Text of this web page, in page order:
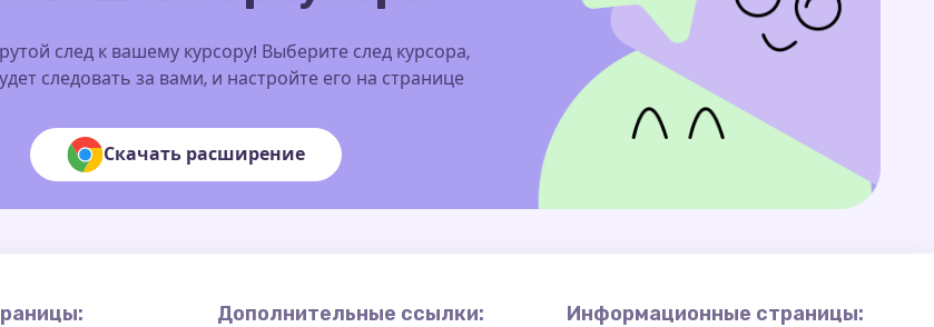
след к вашему курсору! Выберите след курсора,
следовать за вами, и настройте его на странице
Скачать расширение
Дополнительные ссылки: Информационные страницы: